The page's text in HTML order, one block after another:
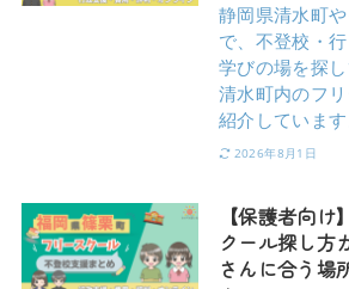
静岡県清水町
で、不登校・
学びの場を探し
清水町内のフ
紹介しています
2026年8月1日
【保護者向
クール探し方
さんに合う場